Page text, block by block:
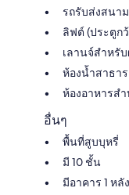
รถรับส่งสนา
ลิฟต์ (ประตูก
เลานจ์สำหรั
ห้องน้ำสาธา
ห้องอาหารส
อื่นๆ
พื้นที่สูบบุหรี่
มี 10 ชั้น
มีอาคาร 1 หลัง